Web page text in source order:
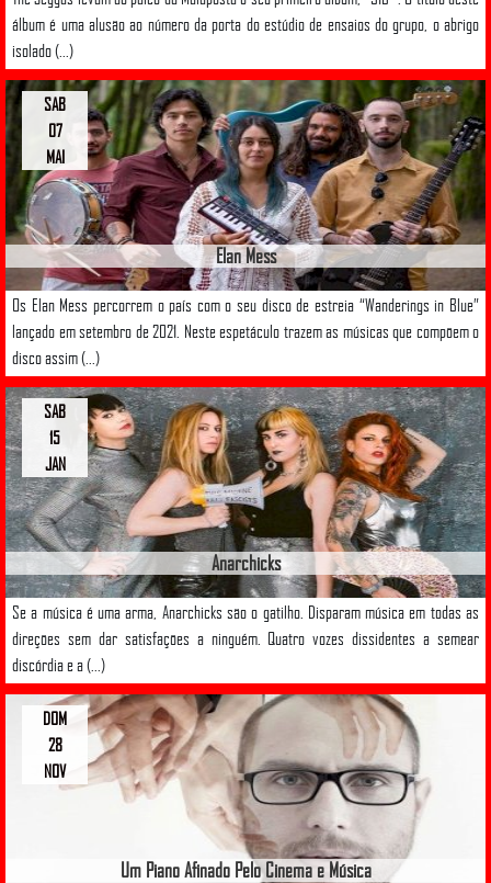
álbum é uma alusão ao número da porta do estúdio de ensaios do grupo, o abrigo
isolado (...)
Elan Mess
Os Elan Mess percorrem o país com o seu disco de estreia “Wanderings in Blue”
lançado em setembro de 2021. Neste espetáculo trazem as músicas que compõem o
disco assim (...)
SAB
07
MAI
Anarchicks
Se a música é uma arma, Anarchicks são o gatilho. Disparam música em todas as
direções sem dar satisfações a ninguém. Quatro vozes dissidentes a semear
discórdia e a (...)
SAB
15
JAN
Um Piano Afinado Pelo Cinema e Música
DOM
28
NOV